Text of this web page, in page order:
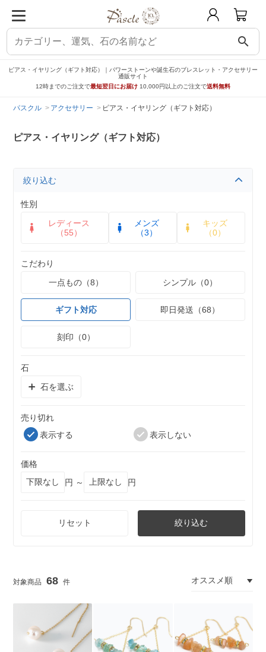
search
ピアス・イヤリング（ギフト対応）｜パワーストーンや誕生石のブレスレット・アクセサリー
通販サイト
12時までのご注文で最短翌日にお届け 10,000円以上のご注文で送料無料
パスクル アクセサリー ピアス・イヤリング（ギフト対応）
ピアス・イヤリング（ギフト対応）
絞り込む
性別
レディース
（55）
メンズ
（3）
キッズ
（0）
こだわり
一点もの（8）
シンプル（0）
ギフト対応 即日発送（68）
刻印（0）
石
石を選ぶ
売り切れ
表示する
表示しない
価格
円 ～
円
リセット 絞り込む
68